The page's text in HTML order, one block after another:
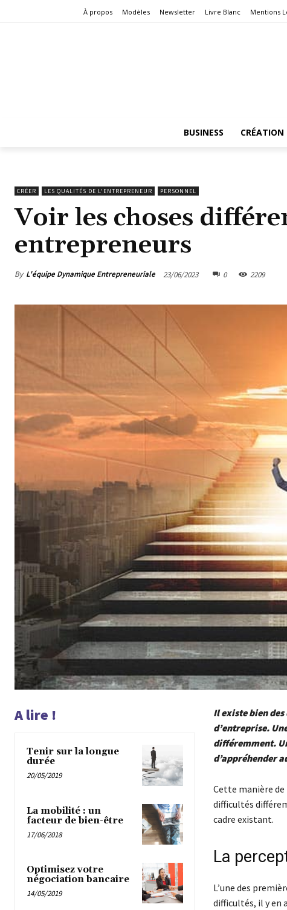
À propos Modèles Newsletter Livre Blanc Mentions
BUSINESS CRÉATION
CRÉER LES QUALITÉS DE L'ENTREPRENEUR PERSONNEL
Voir les choses
entrepreneurs
By L'équipe Dynamique Entrepreneuriale 23/06/2023 0 2209
A lire !
Tenir sur la longue
durée
20/05/2019
La mobilité : un
facteur de bien-être
17/06/2018
Optimisez votre
négociation bancaire
14/05/2019
Il existe bien
d’entreprise.
différemment.
d’appréhender
Cette manière de
difficultés
cadre existant.
La
L’une des
difficultés, il y en